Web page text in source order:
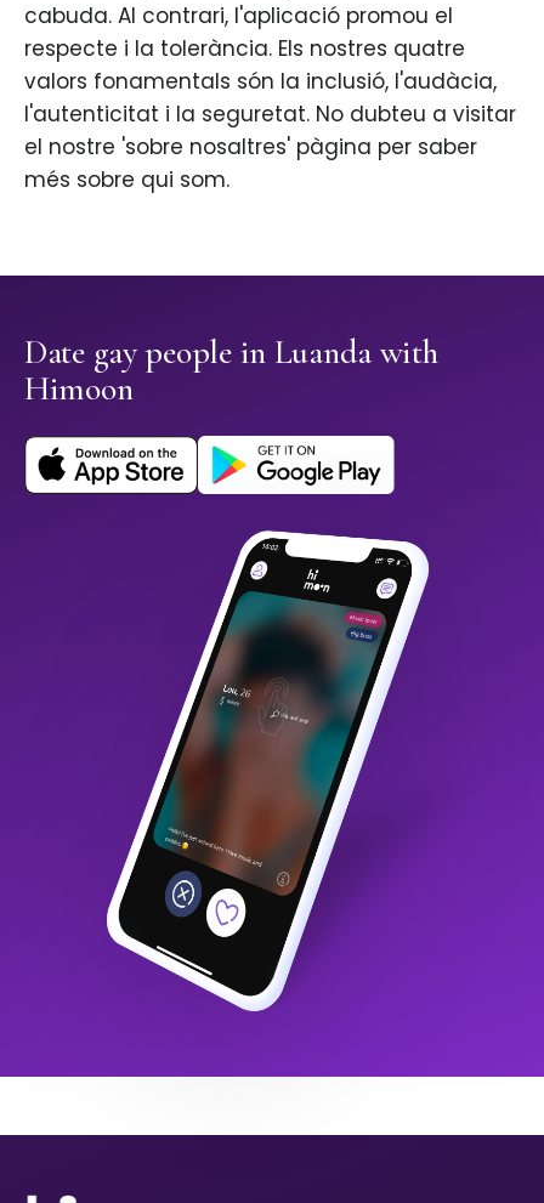
cabuda. Al contrari, l'aplicació promou el
respecte i la tolerància. Els nostres quatre
valors fonamentals són la inclusió, l'audàcia,
l'autenticitat i la seguretat. No dubteu a visitar
el nostre 'sobre nosaltres' pàgina per saber
més sobre qui som.
Date gay people in Luanda with
Himoon